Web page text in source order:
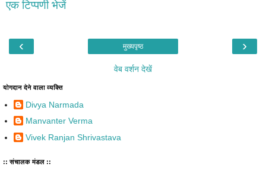
एक टिप्पणी भेजें
‹ ›
मुख्यपृष्ठ
वेब वर्शन देखें
योगदान देने वाला व्यक्ति
Divya Narmada
Manvanter Verma
Vivek Ranjan Shrivastava
:: संचालक मंडल ::